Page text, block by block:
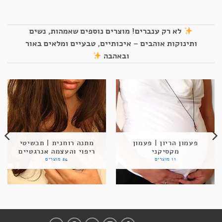
לא רק ענברים! מוצרים נוספים שאמהות, נשים
ותינוקות אוהבים – איכותיים, טבעיים ומלאים באור
ובאהבה
פעמון הריון | פעמון
מקסיקני
11 מוצרים
מתנה רוחנית | תכשיטי
ריפוי והעצמה אנרגטיים
24 מוצרים